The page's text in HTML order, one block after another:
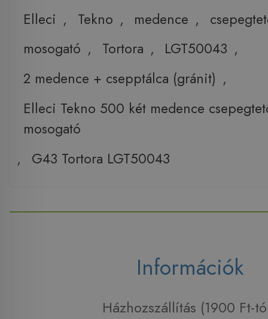
Elleci , Tekno , medence ,
mosogató , Tortora , LGT50043 ,
2 medence + csepptálca (gránit) ,
Elleci Tekno 500 két medence
mosogató
,
G43 Tortora LGT50043
Információk
Házhozszállítás (1900 Ft-